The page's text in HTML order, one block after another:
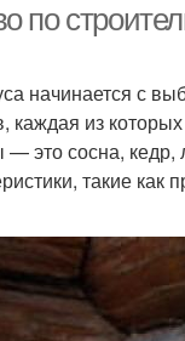
по
начинается с
каждая из
это сосна,
такие как